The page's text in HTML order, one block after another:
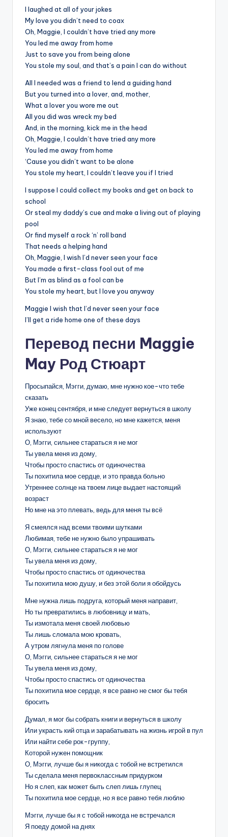
I laughed at all of your jokes
My love you didn’t need to coax
Oh, Maggie, I couldn’t have tried any more
You led me away from home
Just to save you from being alone
You stole my soul, and that’s a pain I can do without
All I needed was a friend to lend a guiding hand
But you turned into a lover, and, mother,
What a lover you wore me out
All you did was wreck my bed
And, in the morning, kick me in the head
Oh, Maggie, I couldn’t have tried any more
You led me away from home
‘Cause you didn’t want to be alone
You stole my heart, I couldn’t leave you if I tried
I suppose I could collect my books and get on back to
school
Or steal my daddy’s cue and make a living out of playing
pool
Or find myself a rock ‘n’ roll band
That needs a helping hand
Oh, Maggie, I wish I’d never seen your face
You made a first-class fool out of me
But I’m as blind as a fool can be
You stole my heart, but I love you anyway
Maggie I wish that I’d never seen your face
I’ll get a ride home one of these days
Перевод песни Maggie
May Род Стюарт
Просыпайся, Мэгги, думаю, мне нужно кое-что тебе
сказать
Уже конец сентября, и мне следует вернуться в школу
Я знаю, тебе со мной весело, но мне кажется, меня
используют
О, Мэгги, сильнее стараться я не мог
Ты увела меня из дому,
Чтобы просто спастись от одиночества
Ты похитила мое сердце, и это правда больно
Утреннее солнце на твоем лице выдает настоящий
возраст
Но мне на это плевать, ведь для меня ты всё
Я смеялся над всеми твоими шутками
Любимая, тебе не нужно было упрашивать
О, Мэгги, сильнее стараться я не мог
Ты увела меня из дому,
Чтобы просто спастись от одиночества
Ты похитила мою душу, и без этой боли я обойдусь
Мне нужна лишь подруга, который меня направит,
Но ты превратились в любовницу и мать,
Ты измотала меня своей любовью
Ты лишь сломала мою кровать,
А утром лягнула меня по голове
О, Мэгги, сильнее стараться я не мог
Ты увела меня из дому,
Чтобы просто спастись от одиночества
Ты похитила мое сердце, я все равно не смог бы тебя
бросить
Думал, я мог бы собрать книги и вернуться в школу
Или украсть кий отца и зарабатывать на жизнь игрой в пул
Или найти себе рок-группу,
Которой нужен помощник
О, Мэгги, лучше бы я никогда с тобой не встретился
Ты сделала меня первоклассным придурком
Но я слеп, как может быть слеп лишь глупец
Ты похитила мое сердце, но я все равно тебя люблю
Мэгги, лучше бы я с тобой никогда не встречался
Я поеду домой на днях